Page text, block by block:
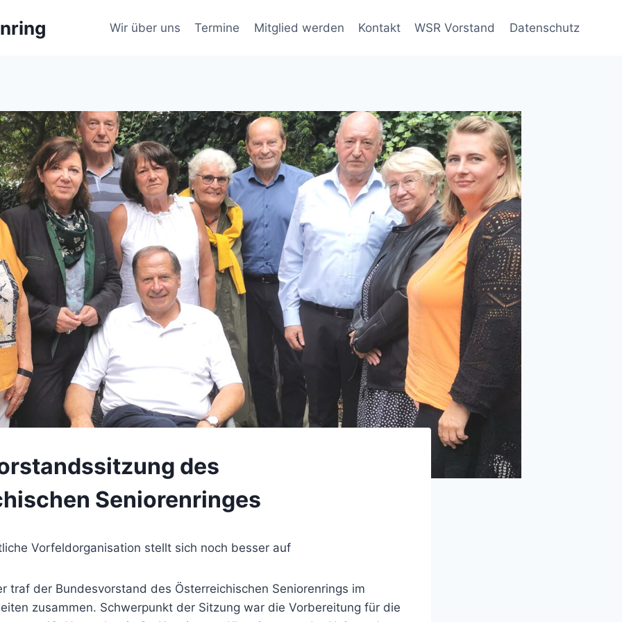
Wir über uns Termine Mitglied werden Kontakt WSR Vorstand Datenschutz
des
Seniorenringes
Vorfeldorganisation stellt sich noch besser auf
traf der Bundesvorstand des Österreichischen Seniorenrings im
zusammen. Schwerpunkt der Sitzung war die Vorbereitung für die